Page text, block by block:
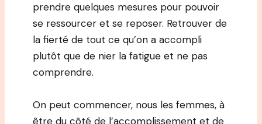
prendre quelques mesures pour pouvoir
se ressourcer et se reposer. Retrouver de
la fierté de tout ce qu’on a accompli
plutôt que de nier la fatigue et ne pas
comprendre.
On peut commencer, nous les femmes, à
être du côté de l’accomplissement et de